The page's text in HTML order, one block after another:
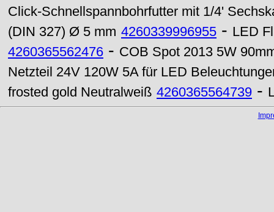
Click-Schnellspannbohrfutter mit 1/4'
(DIN 327) Ø 5 mm 4260339996955 - LED
4260365562476 - COB Spot 2013 5W
Netzteil 24V 120W 5A für LED
frosted gold Neutralweiß 4260365564739 -